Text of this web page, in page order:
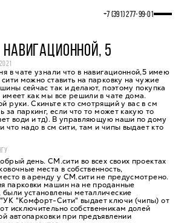
+7 (391) 277‒99‒01
5
в чате узнали что в навигационной,5 имею
можно ставить на парковку на чужие
сейчас так и делают, поэтому покупка
имеет как мы все решили в чате дома.
руки. Скиньте кто смотрящий у вас в см
за паркинг, если что то может какую то
води и тд). В управляющую наши по дому
что надо в см сити, там и чипы выдает кто
день. СМ.сити во всех своих проектах
места в собственность,
в аренду у СМ.сити не предусмотрено.
парковки машин на не проданные
установлены металлические
"Комфорт-Сити" выдает ключи (чипы) от
исключительно собственникам долей
автопарковки при предъявлении